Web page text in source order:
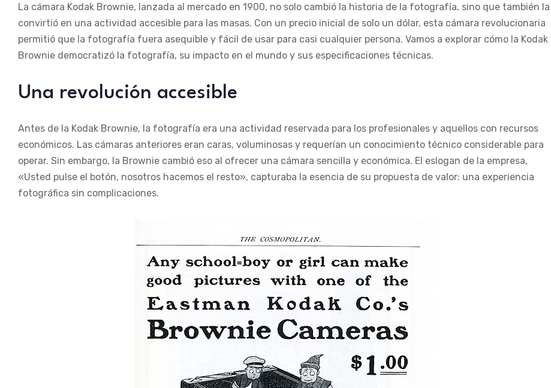
La cámara Kodak Brownie, lanzada al mercado en 1900, no solo cambió la historia de la fotografía, sino que también la
convirtió en una actividad accesible para las masas. Con un precio inicial de solo un dólar, esta cámara revolucionaria
permitió que la fotografía fuera asequible y fácil de usar para casi cualquier persona. Vamos a explorar cómo la Kodak
Brownie democratizó la fotografía, su impacto en el mundo y sus especificaciones técnicas.
Una revolución accesible
Antes de la Kodak Brownie, la fotografía era una actividad reservada para los profesionales y aquellos con recursos
económicos. Las cámaras anteriores eran caras, voluminosas y requerían un conocimiento técnico considerable para
operar. Sin embargo, la Brownie cambió eso al ofrecer una cámara sencilla y económica. El eslogan de la empresa,
«Usted pulse el botón, nosotros hacemos el resto», capturaba la esencia de su propuesta de valor: una experiencia
fotográfica sin complicaciones.